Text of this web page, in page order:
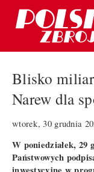
Blisko
Narew dla
wtorek, 30 grudnia
W poniedziałek,
Państwowych